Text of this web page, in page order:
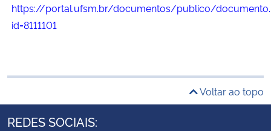
https://portal.ufsm.br/documentos/publico/
id=8111101
Voltar ao topo
REDES SOCIAIS: